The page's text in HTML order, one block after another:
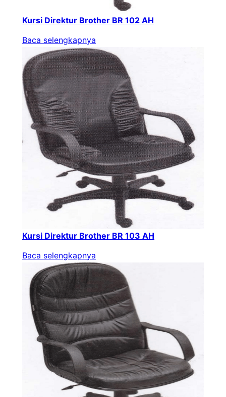
Kursi Direktur Brother BR 102 AH
Baca selengkapnya
Kursi Direktur Brother BR 103 AH
Baca selengkapnya